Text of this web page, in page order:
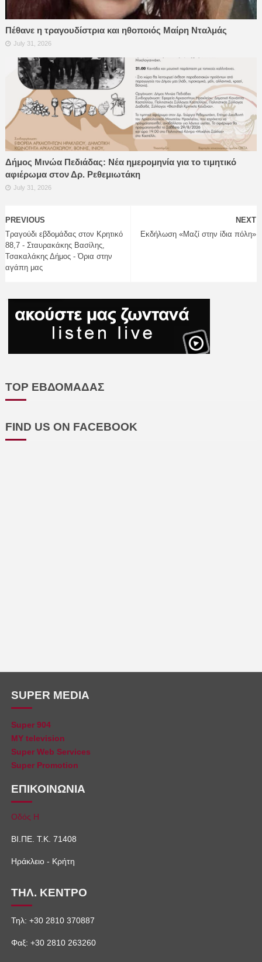
Πέθανε η τραγουδίστρια και ηθοποιός Μαίρη Νταλμάς
July 31, 2026
Δήμος Μινώα Πεδιάδας: Νέα ημερομηνία για το τιμητικό
αφιέρωμα στον Δρ. Ρεθεμιωτάκη
July 31, 2026
NEXT
Εκδήλωση «Μαζί στην ίδια πόλη»
PREVIOUS
Τραγούδι εβδομάδας στον Κρητικό
88,7 - Σταυρακάκης Βασίλης,
Τσακαλάκης Δήμος - Όρια στην
αγάπη μας
TOP ΕΒΔΟΜΑΔΑΣ
FIND US ON FACEBOOK
SUPER MEDIA
Super 904
MY television
Super Web Services
Super Promotion
ΕΠΙΚΟΙΝΩΝΙΑ
Οδός Η
ΒΙ.ΠΕ. Τ.Κ. 71408
Ηράκλειο - Κρήτη
ΤΗΛ. ΚΕΝΤΡΟ
Τηλ: +30 2810 370887
Φαξ: +30 2810 263260